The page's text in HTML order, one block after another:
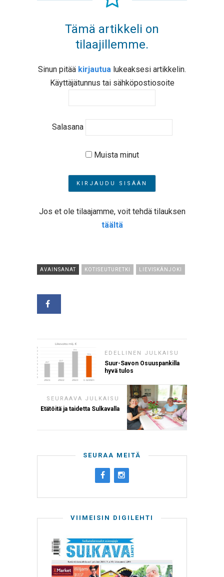
Tämä artikkeli on
tilaajillemme.
Sinun pitää kirjautua lukeaksesi artikkelin.
Käyttäjätunnus tai sähköpostiosoite
Salasana
Muista minut
Jos et ole tilaajamme, voit tehdä tilauksen
täältä
AVAINSANAT KOTISEUTURETKI LIEVISKÄNJOKI
EDELLINEN JULKAISU
Suur-Savon Osuuspankilla
hyvä tulos
SEURAAVA JULKAISU
Etätöitä ja taidetta Sulkavalla
SEURAA MEITÄ
VIIMEISIN DIGILEHTI